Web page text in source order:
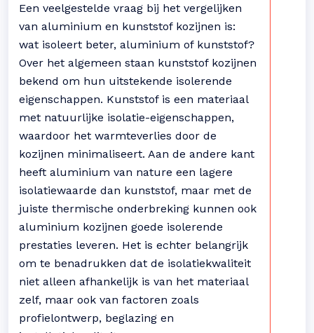
Een veelgestelde vraag bij het vergelijken
van aluminium en kunststof kozijnen is:
wat isoleert beter, aluminium of kunststof?
Over het algemeen staan kunststof kozijnen
bekend om hun uitstekende isolerende
eigenschappen. Kunststof is een materiaal
met natuurlijke isolatie-eigenschappen,
waardoor het warmteverlies door de
kozijnen minimaliseert. Aan de andere kant
heeft aluminium van nature een lagere
isolatiewaarde dan kunststof, maar met de
juiste thermische onderbreking kunnen ook
aluminium kozijnen goede isolerende
prestaties leveren. Het is echter belangrijk
om te benadrukken dat de isolatiekwaliteit
niet alleen afhankelijk is van het materiaal
zelf, maar ook van factoren zoals
profielontwerp, beglazing en